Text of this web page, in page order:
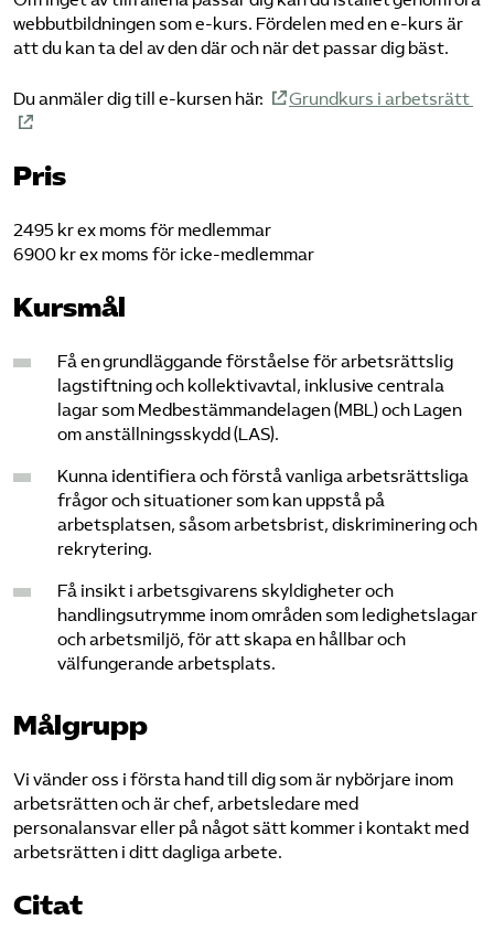
webbutbildningen som e-kurs. Fördelen med en e-kurs är
att du kan ta del av den där och när det passar dig bäst.
Du anmäler dig till e-kursen här: Grundkurs i arbetsrätt
Pris
2495 kr ex moms för medlemmar
6900 kr ex moms för icke-medlemmar
Kursmål
Få en grundläggande förståelse för arbetsrättslig
lagstiftning och kollektivavtal, inklusive centrala
lagar som Medbestämmandelagen (MBL) och Lagen
om anställningsskydd (LAS).
Kunna identifiera och förstå vanliga arbetsrättsliga
frågor och situationer som kan uppstå på
arbetsplatsen, såsom arbetsbrist, diskriminering och
rekrytering.
Få insikt i arbetsgivarens skyldigheter och
handlingsutrymme inom områden som ledighetslagar
och arbetsmiljö, för att skapa en hållbar och
välfungerande arbetsplats.
Målgrupp
Vi vänder oss i första hand till dig som är nybörjare inom
arbetsrätten och är chef, arbetsledare med
personalansvar eller på något sätt kommer i kontakt med
arbetsrätten i ditt dagliga arbete.
Citat